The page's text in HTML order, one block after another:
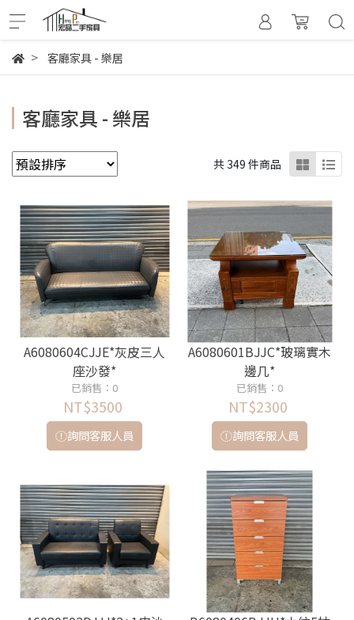
客廳家具 - 樂居
客廳家具 - 樂居
共 349 件商品
A6080604CJJE*灰皮三人
座沙發*
已銷售：0
NT$3500
詢問客服人員
A6080601BJJC*玻璃實木
邊几*
已銷售：0
NT$2300
詢問客服人員